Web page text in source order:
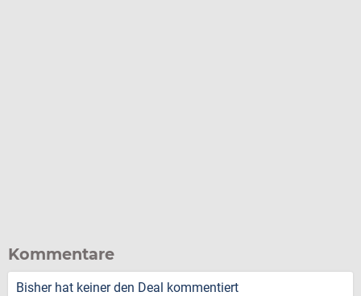
Kommentare
Bisher hat keiner den Deal kommentiert